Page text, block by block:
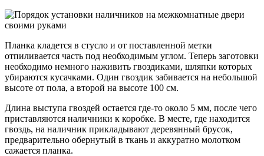
Планка кладется в стусло и от поставленной метки
отпиливается часть под необходимым углом. Теперь заготовки
необходимо немного наживить гвоздиками, шляпки которых
убираются кусачками. Один гвоздик забивается на небольшой
высоте от пола, а второй на высоте 100 см.
Длина выступа гвоздей остается где-то около 5 мм, после чего
приставляются наличники к коробке. В месте, где находится
гвоздь, на наличник прикладывают деревянный брусок,
предварительно обернутый в ткань и аккуратно молотком
сажается планка.